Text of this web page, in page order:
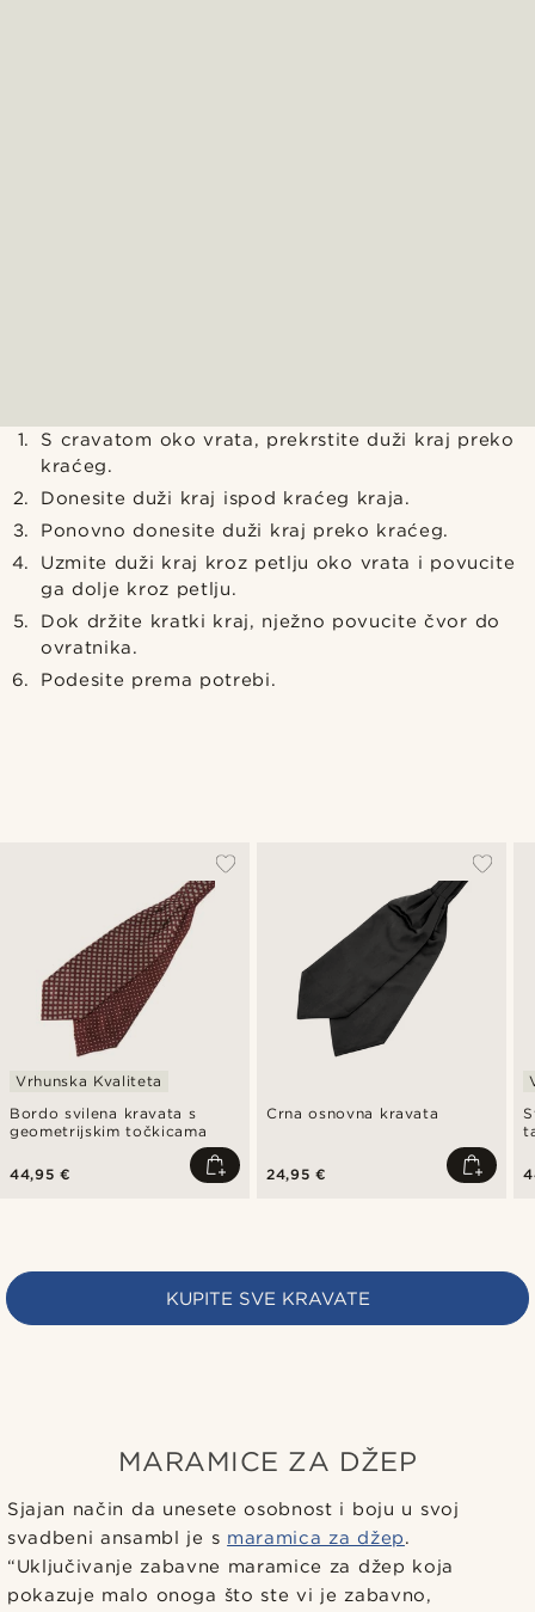
S cravatom oko vrata, prekrstite duži kraj preko
kraćeg.
Donesite duži kraj ispod kraćeg kraja.
Ponovno donesite duži kraj preko kraćeg.
Uzmite duži kraj kroz petlju oko vrata i povucite
ga dolje kroz petlju.
Dok držite kratki kraj, nježno povucite čvor do
ovratnika.
Podesite prema potrebi.
Bordo svilena kravata s
geometrijskim točkicama
Vrhunska Kvaliteta
44,95 €
Crna osnovna kravata
24,95 €
KUPITE SVE KRAVATE
MARAMICE ZA DŽEP
Sjajan način da unesete osobnost i boju u svoj
svadbeni ansambl je s maramica za džep.
“Uključivanje zabavne maramice za džep koja
pokazuje malo onoga što ste vi je zabavno,